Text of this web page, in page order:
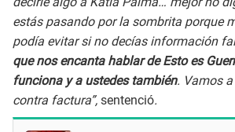
estás pasando por la sombrita porque
podía evitar si no decías información
que nos encanta hablar de Esto es
funciona y a ustedes también. Vamos
contra factura”, sentenció.